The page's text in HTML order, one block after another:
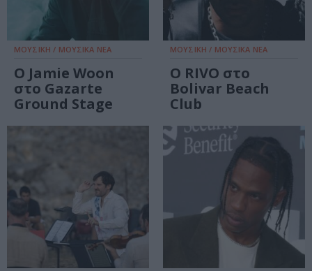
ΜΟΥΣΙΚΗ / ΜΟΥΣΙΚΑ ΝΕΑ
Ο Jamie Woon
στο Gazarte
Ground Stage
ΜΟΥΣΙΚΗ / ΜΟΥΣΙΚΑ ΝΕΑ
Ο RIVO στο
Bolivar Beach
Club